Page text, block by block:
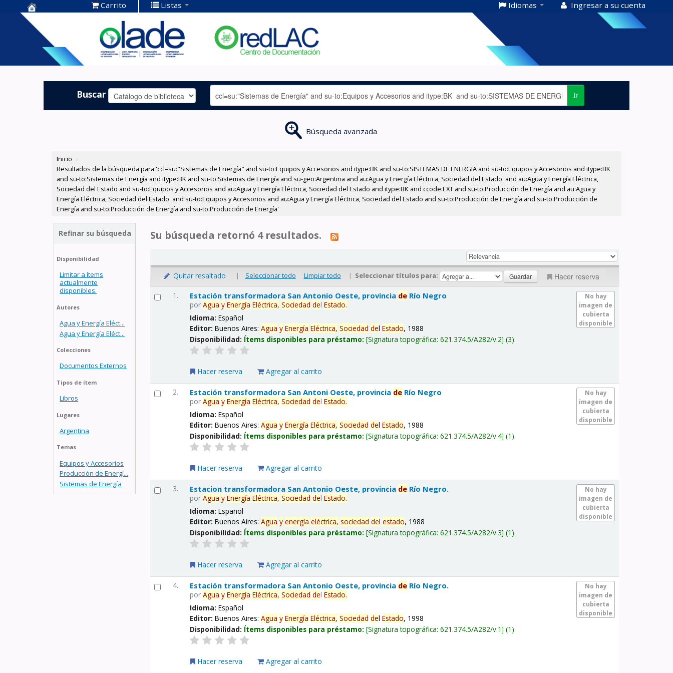
Centro de
Documentación
OLADE -
Carrito Listas Idiomas Ingresar a su cuenta
Buscar Ir
Búsqueda avanzada
Inicio ›
Resultados de la búsqueda para 'ccl=su:"Sistemas de Energía" and su-to:Equipos y Accesorios and itype:BK and su-to:SISTEMAS DE ENERGIA and su-to:Equipos y Accesorios and itype:BK
and su-to:Sistemas de Energía and itype:BK and su-to:Sistemas de Energía and su-geo:Argentina and au:Agua y Energía Eléctrica, Sociedad del Estado. and au:Agua y Energía Eléctrica,
Sociedad del Estado and su-to:Equipos y Accesorios and au:Agua y Energía Eléctrica, Sociedad del Estado and itype:BK and ccode:EXT and su-to:Producción de Energía and au:Agua y
Energía Eléctrica, Sociedad del Estado. and su-to:Equipos y Accesorios and au:Agua y Energía Eléctrica, Sociedad del Estado and su-to:Producción de Energía and su-to:Producción de
Energía and su-to:Producción de Energía and su-to:Producción de Energía'
Refinar su búsqueda
Disponibilidad
Limitar a ítems
actualmente
disponibles.
Autores
Agua y Energía Eléct...
Agua y Energía Eléct...
Colecciones
Documentos Externos
Tipos de ítem
Libros
Lugares
Argentina
Temas
Equipos y Accesorios
Producción de Energí...
Sistemas de Energía
Su búsqueda retornó 4 resultados.
Quitar resaltado | Seleccionar todo Limpiar todo | Seleccionar títulos para: Hacer reserva
1.
No hay
imagen de
cubierta
disponible
Estación transformadora San Antonio Oeste, provincia de Río Negro
porAgua y Energía Eléctrica, Sociedad delEstado.
Idioma:Español
Editor:Buenos Aires:Agua y Energía Eléctrica, Sociedad delEstado, 1988
Disponibilidad: Ítems disponibles para préstamo: Signatura topográfica:621.374.5/A282/v.2 (3).
Hacer reserva Agregar al carrito
2.
No hay
imagen de
cubierta
disponible
Estación transformadora San Antoni Oeste, provincia de Río Negro
porAgua y Energía Eléctrica, Sociedad delEstado.
Idioma:Español
Editor:Buenos Aires:Agua y Energía Eléctrica, Sociedad delEstado, 1988
Disponibilidad: Ítems disponibles para préstamo: Signatura topográfica:621.374.5/A282/v.4 (1).
Hacer reserva Agregar al carrito
3.
No hay
imagen de
cubierta
disponible
Estacion transformadora San Antonio Oeste, provincia de Río Negro.
porAgua y Energía Eléctrica, Sociedad delEstado.
Idioma:Español
Editor:Buenos Aires:Agua y energía eléctrica, sociedad delestado, 1988
Disponibilidad: Ítems disponibles para préstamo: Signatura topográfica:621.374.5/A282/v.3 (1).
Hacer reserva Agregar al carrito
4.
No hay
imagen de
cubierta
disponible
Estación transformadora San Antonio Oeste, provincia de Río Negro.
porAgua y Energía Eléctrica, Sociedad delEstado.
Idioma:Español
Editor:Buenos Aires:Agua y Energía Eléctrica, Sociedad delEstado, 1998
Disponibilidad: Ítems disponibles para préstamo: Signatura topográfica:621.374.5/A282/v.1 (1).
Hacer reserva Agregar al carrito